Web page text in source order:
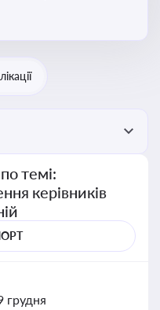
темі:
керівників
грудня